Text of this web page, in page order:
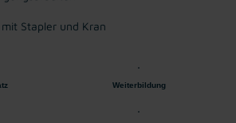
Stapler und Kran
Weiterbildung